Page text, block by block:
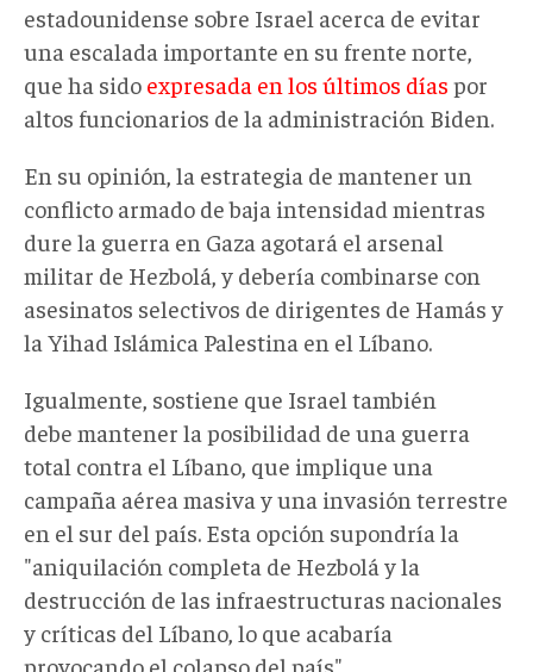
estadounidense sobre Israel acerca de evitar
una escalada importante en su frente norte,
que ha sido expresada en los últimos días por
altos funcionarios de la administración Biden.
En su opinión, la estrategia de mantener un
conflicto armado de baja intensidad mientras
dure la guerra en Gaza agotará el arsenal
militar de Hezbolá, y debería combinarse con
asesinatos selectivos de dirigentes de Hamás y
la Yihad Islámica Palestina en el Líbano.
Igualmente, sostiene que Israel también
debe mantener la posibilidad de una guerra
total contra el Líbano, que implique una
campaña aérea masiva y una invasión terrestre
en el sur del país. Esta opción supondría la
"aniquilación completa de Hezbolá y la
destrucción de las infraestructuras nacionales
y críticas del Líbano, lo que acabaría
provocando el colapso del país".